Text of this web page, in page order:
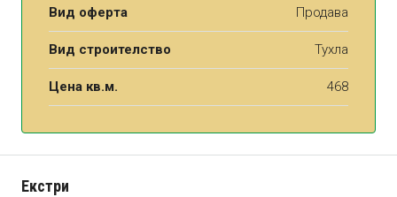
Вид оферта Продава
Вид строителство Тухла
Цена кв.м. 468
Екстри